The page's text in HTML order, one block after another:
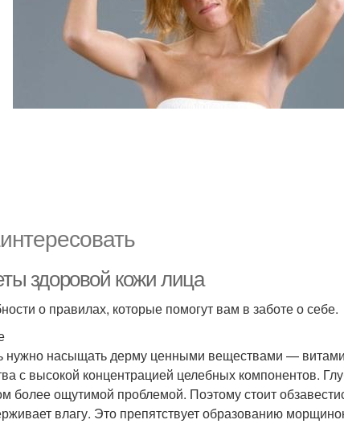
здоровой кожи лица
о правилах, которые помогут вам в заботе о себе.
нужно насыщать дерму ценными веществами —
с высокой концентрацией целебных компонентов.
более ощутимой проблемой. Поэтому стоит
влагу. Это препятствует образованию